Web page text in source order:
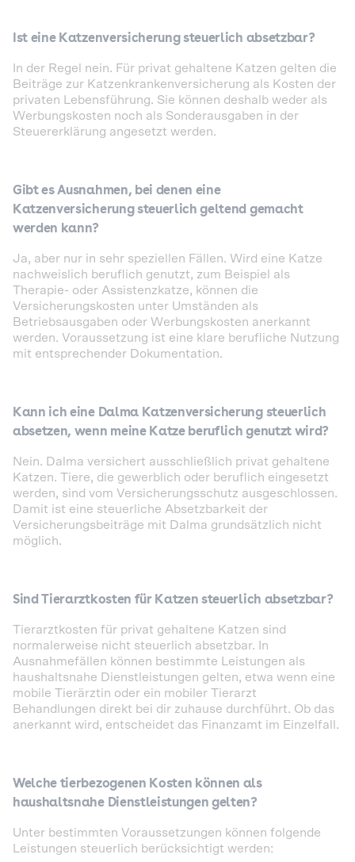
Ist eine Katzenversicherung steuerlich absetzbar?
In der Regel nein. Für privat gehaltene Katzen gelten die
Beiträge zur Katzenkrankenversicherung als Kosten der
privaten Lebensführung. Sie können deshalb weder als
Werbungskosten noch als Sonderausgaben in der
Steuererklärung angesetzt werden.
Gibt es Ausnahmen, bei denen eine
Katzenversicherung steuerlich geltend gemacht
werden kann?
Ja, aber nur in sehr speziellen Fällen. Wird eine Katze
nachweislich beruflich genutzt, zum Beispiel als
Therapie- oder Assistenzkatze, können die
Versicherungskosten unter Umständen als
Betriebsausgaben oder Werbungskosten anerkannt
werden. Voraussetzung ist eine klare berufliche Nutzung
mit entsprechender Dokumentation.
Kann ich eine Dalma Katzenversicherung steuerlich
absetzen, wenn meine Katze beruflich genutzt wird?
Nein. Dalma versichert ausschließlich privat gehaltene
Katzen. Tiere, die gewerblich oder beruflich eingesetzt
werden, sind vom Versicherungsschutz ausgeschlossen.
Damit ist eine steuerliche Absetzbarkeit der
Versicherungsbeiträge mit Dalma grundsätzlich nicht
möglich.
Sind Tierarztkosten für Katzen steuerlich absetzbar?
Tierarztkosten für privat gehaltene Katzen sind
normalerweise nicht steuerlich absetzbar. In
Ausnahmefällen können bestimmte Leistungen als
haushaltsnahe Dienstleistungen gelten, etwa wenn eine
mobile Tierärztin oder ein mobiler Tierarzt
Behandlungen direkt bei dir zuhause durchführt. Ob das
anerkannt wird, entscheidet das Finanzamt im Einzelfall.
Welche tierbezogenen Kosten können als
haushaltsnahe Dienstleistungen gelten?
Unter bestimmten Voraussetzungen können folgende
Leistungen steuerlich berücksichtigt werden: